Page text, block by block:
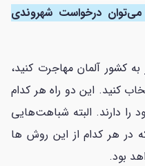
پس از 8 سال می‌توان درخواست شهروندی
به کشور آلمان مهاجرت کنید،
کنید. این دو راه هر کدام
دارند. البته شباهت‌هایی
در هر کدام از این روش ها
بود.